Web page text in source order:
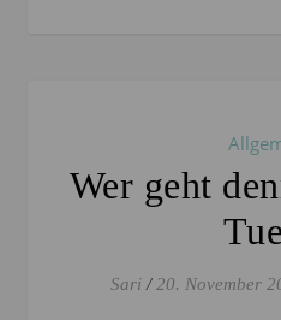
Wer geht
Sari / 20. November